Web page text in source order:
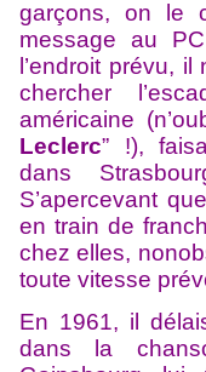
garçons, on le
message au
l’endroit prévu,
chercher
américaine
Leclerc” !),
dans
S’apercevant
en train de
chez elles,
toute vitesse
En 1961, il
dans la